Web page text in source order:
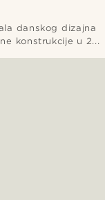
danskog dizajna
konstrukcije u 2...